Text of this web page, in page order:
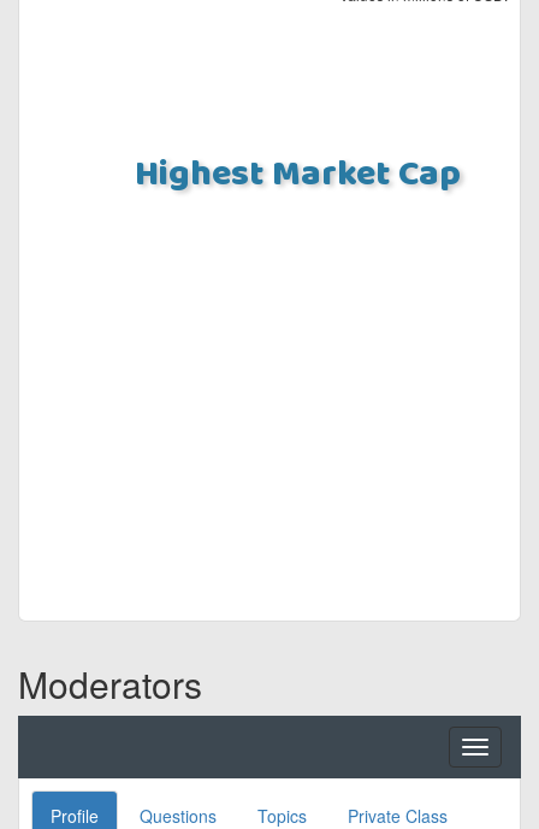
Highest Market Cap
Moderators
Toggle
Profile
Questions Topics Private Class